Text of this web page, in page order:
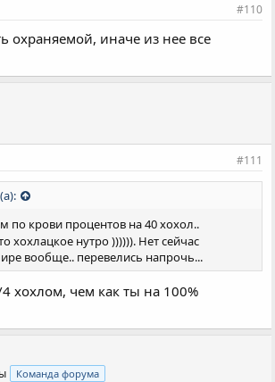
#110
охраняемой, иначе из нее все
#111
по крови процентов на 40 хохол..
хохлацкое нутро )))))). Нет сейчас
вообще.. перевелись напрочь...
хохлом, чем как ты на 100%
Команда форума